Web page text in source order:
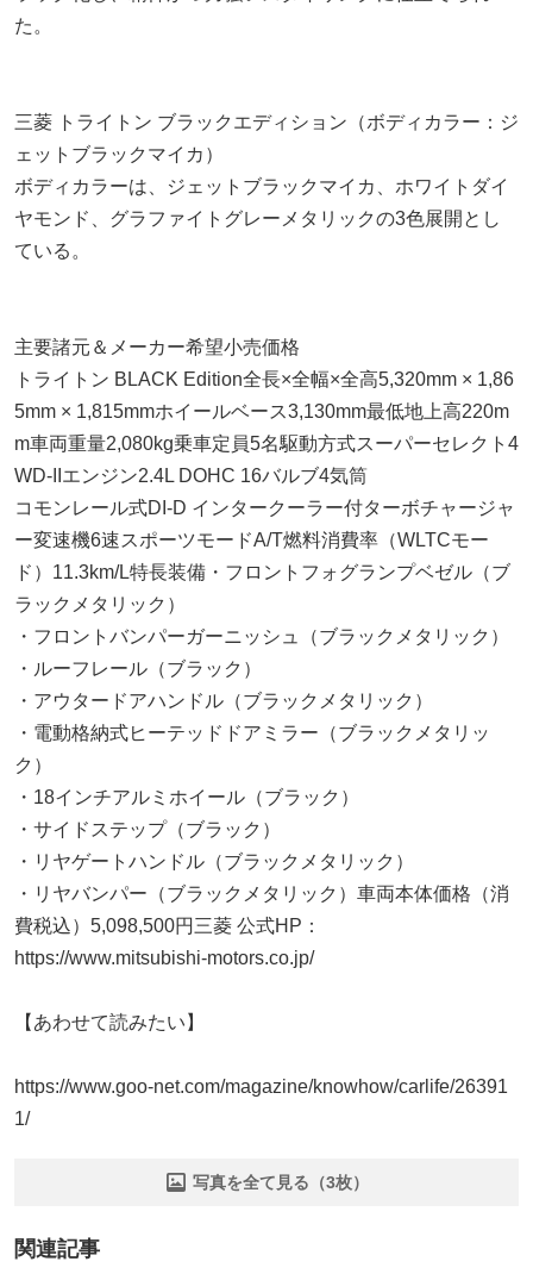
た。
三菱 トライトン ブラックエディション（ボディカラー：ジ
ェットブラックマイカ）
ボディカラーは、ジェットブラックマイカ、ホワイトダイ
ヤモンド、グラファイトグレーメタリックの3色展開とし
ている。
主要諸元＆メーカー希望小売価格
トライトン BLACK Edition全長×全幅×全高5,320mm × 1,86
5mm × 1,815mmホイールベース3,130mm最低地上高220m
m車両重量2,080kg乗車定員5名駆動方式スーパーセレクト4
WD-IIエンジン2.4L DOHC 16バルブ4気筒
コモンレール式DI-D インタークーラー付ターボチャージャ
ー変速機6速スポーツモードA/T燃料消費率（WLTCモー
ド）11.3km/L特長装備・フロントフォグランプベゼル（ブ
ラックメタリック）
・フロントバンパーガーニッシュ（ブラックメタリック）
・ルーフレール（ブラック）
・アウタードアハンドル（ブラックメタリック）
・電動格納式ヒーテッドドアミラー（ブラックメタリッ
ク）
・18インチアルミホイール（ブラック）
・サイドステップ（ブラック）
・リヤゲートハンドル（ブラックメタリック）
・リヤバンパー（ブラックメタリック）車両本体価格（消
費税込）5,098,500円三菱 公式HP：
https://www.mitsubishi-motors.co.jp/
【あわせて読みたい】
https://www.goo-net.com/magazine/knowhow/carlife/26391
1/
写真を全て見る（3枚）
関連記事